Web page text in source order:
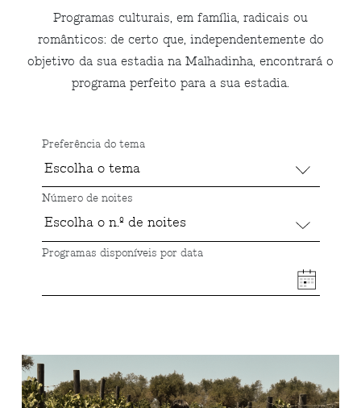
Programas culturais, em família, radicais ou
românticos: de certo que, independentemente do
objetivo da sua estadia na Malhadinha, encontrará o
programa perfeito para a sua estadia.
Preferência do tema
Número de noites
Programas disponíveis por data